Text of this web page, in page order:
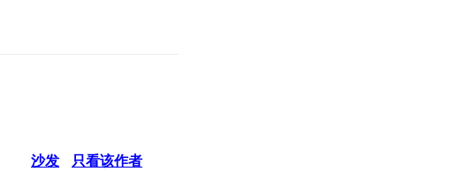
沙发 只看该作者